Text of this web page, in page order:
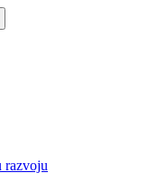
razvoju